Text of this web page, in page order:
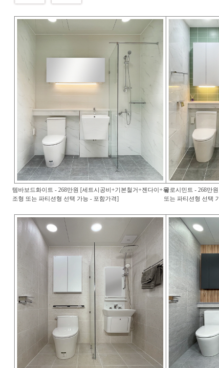
템바보드화이트 - 268만원 [세트시공비+기본철거+젠다이+욕
조형 또는 파티션형 선택 가능 - 포함가격]
글로시민트 - 268만
또는 파티션형 선택